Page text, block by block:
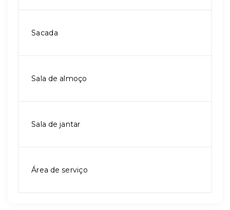
Sacada
Sala de almoço
Sala de jantar
Área de serviço